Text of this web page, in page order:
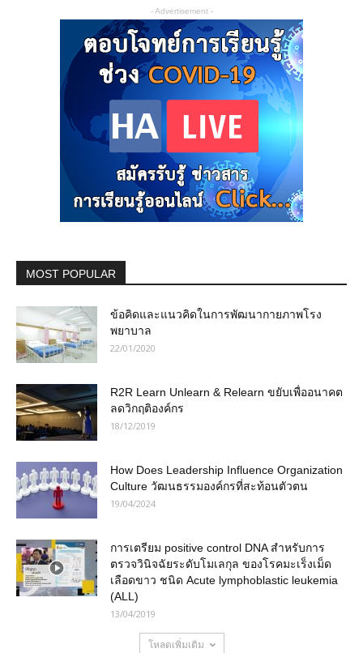
- Advertisement -
MOST POPULAR
ข้อคิดและแนวคิดในการพัฒนากายภาพโรง
พยาบาล
22/01/2020
R2R Learn Unlearn & Relearn ขยับเพื่ออนาคต
ลดวิกฤติองค์กร
18/12/2019
How Does Leadership Influence Organization
Culture วัฒนธรรมองค์กรที่สะท้อนตัวตน
19/04/2024
การเตรียม positive control DNA สำหรับการ
ตรวจวินิจฉัยระดับโมเลกุล ของโรคมะเร็งเม็ด
เลือดขาว ชนิด Acute lymphoblastic leukemia
(ALL)
13/04/2019
โหลดเพิ่มเติม